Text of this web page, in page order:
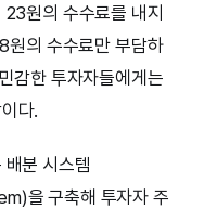
원의 수수료를 내지
원의 수수료만 부담하
감한 투자자들에게는
다.
분 시스템
을 구축해 투자자 주